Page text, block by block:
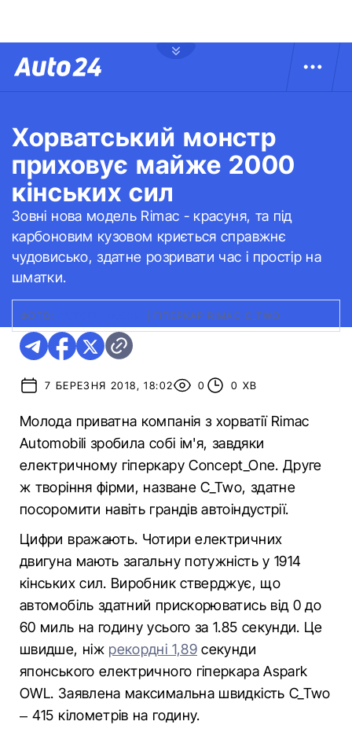
Хорватський монстр
приховує майже 2000
кінських сил
Зовні нова модель Rimac - красуня, та під
карбоновим кузовом криється справжнє
чудовисько, здатне розривати час і простір на
шматки.
ФОТО: ГІПЕРКАР RIMAC C_TWO
7 БЕРЕЗНЯ 2018, 18:02 0 0 ХВ
Молода приватна компанія з хорватії Rimac
Automobili зробила собі ім'я, завдяки
електричному гіперкару Concept_One. Друге
ж творіння фірми, назване C_Two, здатне
посоромити навіть грандів автоіндустрії.
Цифри вражають. Чотири електричних
двигуна мають загальну потужність у 1914
кінських сил. Виробник стверджує, що
автомобіль здатний прискорюватись від 0 до
60 миль на годину усього за 1.85 секунди. Це
швидше, ніж рекордні 1,89 секунди
японського електричного гіперкара Aspark
OWL. Заявлена максимальна швидкість C_Two
– 415 кілометрів на годину.